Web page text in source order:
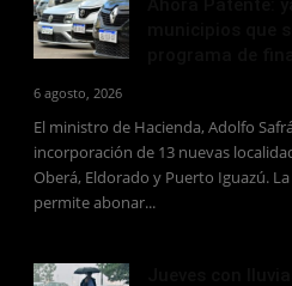
6 agosto, 2026
El ministro de Hacienda, Adolfo
incorporación de 13 nuevas
Oberá, Eldorado y Puerto Iguazú.
permite abonar...